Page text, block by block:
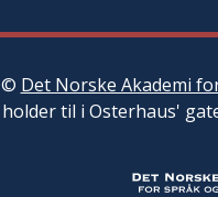
© Det Norske Akademi
holder til i Osterhaus'